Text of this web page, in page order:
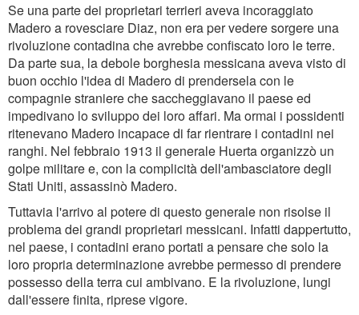
Se una parte dei proprietari terrieri aveva incoraggiato
Madero a rovesciare Diaz, non era per vedere sorgere una
rivoluzione contadina che avrebbe confiscato loro le terre.
Da parte sua, la debole borghesia messicana aveva visto di
buon occhio l'idea di Madero di prendersela con le
compagnie straniere che saccheggiavano il paese ed
impedivano lo sviluppo dei loro affari. Ma ormai i possidenti
ritenevano Madero incapace di far rientrare i contadini nei
ranghi. Nel febbraio 1913 il generale Huerta organizzò un
golpe militare e, con la complicità dell'ambasciatore degli
Stati Uniti, assassinò Madero.
Tuttavia l'arrivo al potere di questo generale non risolse il
problema dei grandi proprietari messicani. Infatti dappertutto,
nel paese, i contadini erano portati a pensare che solo la
loro propria determinazione avrebbe permesso di prendere
possesso della terra cui ambivano. E la rivoluzione, lungi
dall'essere finita, riprese vigore.